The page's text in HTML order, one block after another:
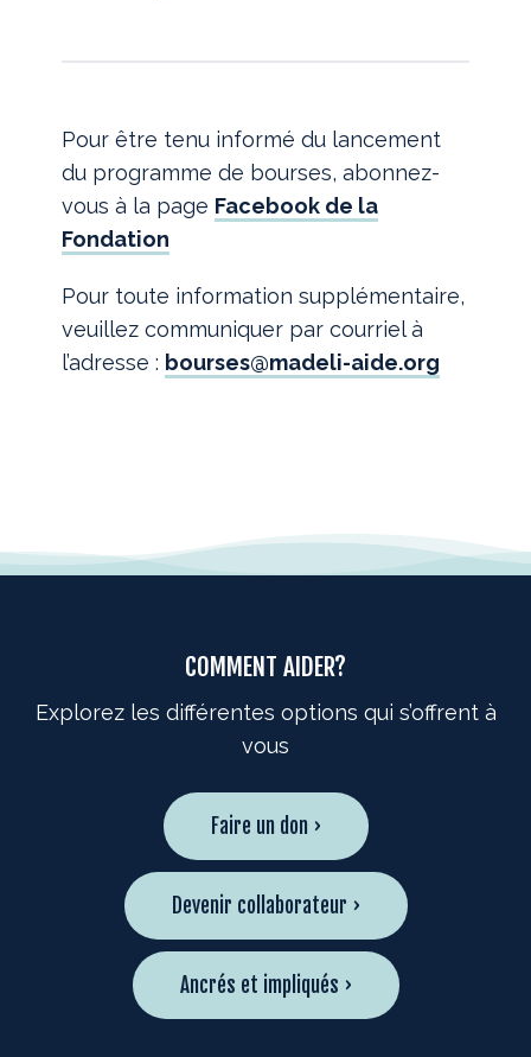
Pour être tenu informé du lancement
du programme de bourses, abonnez-
vous à la page Facebook de la
Fondation
Pour toute information supplémentaire,
veuillez communiquer par courriel à
l’adresse : bourses@madeli-aide.org
COMMENT AIDER?
Explorez les différentes options qui s’offrent à
vous
Faire un don ›
Devenir collaborateur ›
Ancrés et impliqués ›